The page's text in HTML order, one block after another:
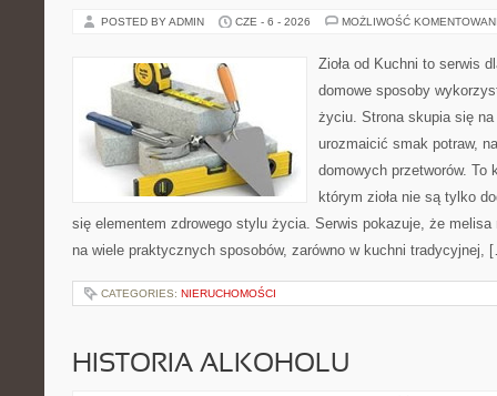
POSTED BY ADMIN CZE - 6 - 2026 MOŻLIWOŚĆ
Zioła od Kuchni to serwis
domowe sposoby
życiu. Strona skupia się
urozmaicić smak potraw,
domowych przetworów. To
którym zioła nie są tylko
się elementem zdrowego stylu życia. Serwis pokazuje, że
na wiele praktycznych sposobów, zarówno w kuchni tradycyjnej,
CATEGORIES: NIERUCHOMOŚCI
HISTORIA ALKOHOLU